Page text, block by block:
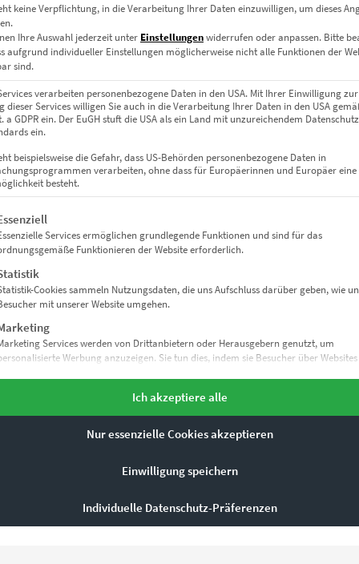
Ihre gewünschte Zahlungsweise an. Durch Klicken des Buttons
gewünschte Versandart an. Durch Klicken des Buttons
Produkte, die Versand- und Rechnungsadresse und Ihre
und die Widerrufsbelehrung aufmerksam durch. Sie können
dem Anklicken des Buttons “Kaufen” übersenden Sie Ihre
ZURÜCK NACH OBEN
PRODUKTE
keine Verpflichtung, in die Verarbeitung Ihrer Daten einzuwilligen, um dieses
Ihre Auswahl jederzeit unter Einstellungenwiderrufen oder anpassen. Bitte
aufgrund individueller Einstellungen möglicherweise nicht alle Funktionen der
sind.
verarbeiten personenbezogene Daten in den USA. Mit Ihrer Einwilligung zur
dieser Services willigen Sie auch in die Verarbeitung Ihrer Daten in den USA
a GDPR ein. Der EuGH stuft die USA als ein Land mit unzureichendem
ein.
beispielsweise die Gefahr, dass US-Behörden personenbezogene Daten in
verarbeiten, ohne dass für Europäerinnen und Europäer eine
besteht.
eine Liste der Service-Gruppen, für die eine Einwilligung
Services ermöglichen grundlegende Funktionen und sind für das
Funktionieren der Website erforderlich.
Cookies sammeln Nutzungsdaten, die uns Aufschluss darüber geben, wie
mit unserer Website umgehen.
Services werden von Drittanbietern oder Herausgebern genutzt, um
Werbung anzuzeigen. Sie tun dies, indem sie Besucher über Websites
keine manuelle Einwilligung mehr erforderlich.
Ich akzeptiere alle
Nur essenzielle Cookies akzeptieren
Einwilligung speichern
Individuelle Datenschutz-Präferenzen